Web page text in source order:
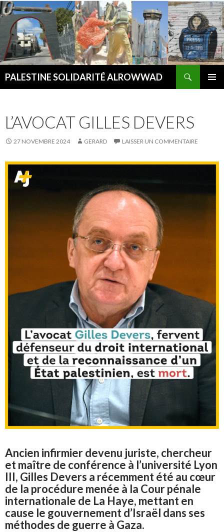
PALESTINE SOLIDARITÉ ALROWWAD
L’AVOCAT GILLES DEVERS
27 NOVEMBRE 2024 GERARD LAISSER UN COMMENTAIRE
Ancien infirmier devenu juriste, chercheur
et maître de conférence à l’université Lyon
III, Gilles Devers a récemment été au cœur
de la procédure menée à la Cour pénale
internationale de La Haye, mettant en
cause le gouvernement d’Israël dans ses
méthodes de guerre à Gaza.